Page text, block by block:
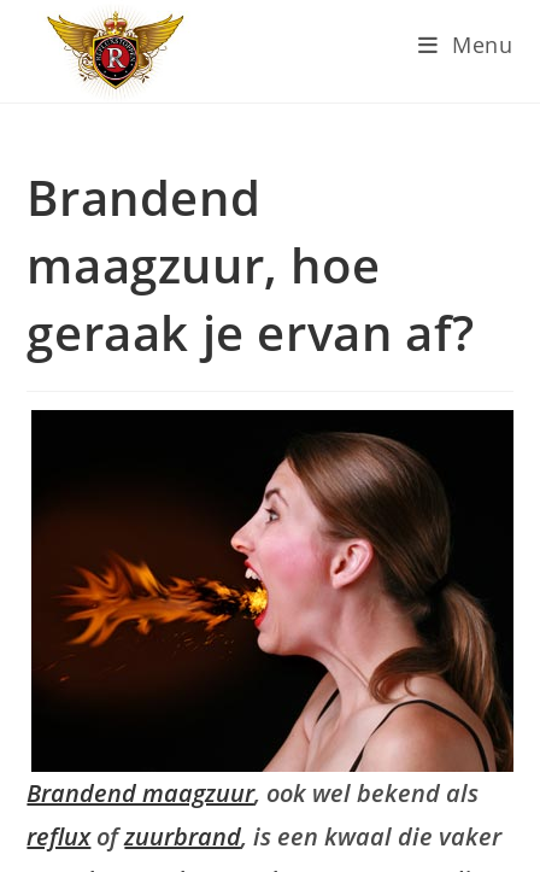
Menu
Brandend
maagzuur, hoe
geraak je ervan af?
Brandend maagzuur, ook wel bekend als
refluxofzuurbrand, is een kwaal die vaker